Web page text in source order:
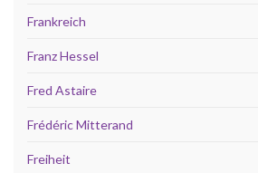
Frankreich
Franz Hessel
Fred Astaire
Frédéric Mitterand
Freiheit